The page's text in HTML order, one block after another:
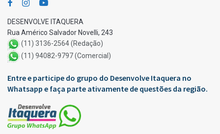
DESENVOLVE ITAQUERA
Rua Américo Salvador Novelli, 243
(11) 3136-2564 (Redação)
(11) 94082-9797 (Comercial)
Entre e participe do grupo do Desenvolve Itaquera no
Whatsapp e faça parte ativamente de questões da região.